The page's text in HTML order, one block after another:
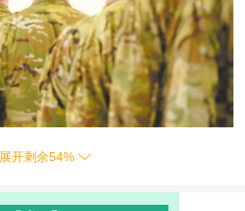
展开剩余54%